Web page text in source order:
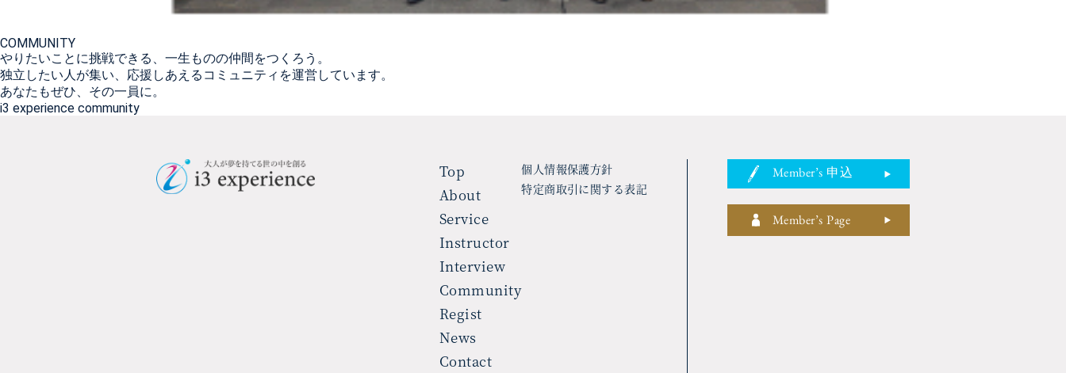
COMMUNITY
やりたいことに挑戦できる、一生ものの仲間をつくろう。
独立したい人が集い、応援しあえるコミュニティを運営しています。
あなたもぜひ、その一員に。
i3 experience community
Top
About
Service
Instructor
Interview
Community
Regist
News
Contact
個人情報保護方針
特定商取引に関する表記
Member’s 申込
Member’s Page